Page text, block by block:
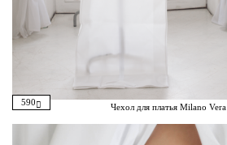
590 Чехол для платья Milano Vera